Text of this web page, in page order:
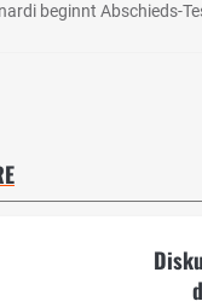
beginnt Abschieds-